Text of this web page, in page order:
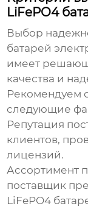
LiFePO4
Выбор
батарей
имеет
качества и
Рекомендуем
следующие
Репутация
клиентов,
лицензий.
Ассортимент
поставщик
LiFePO4